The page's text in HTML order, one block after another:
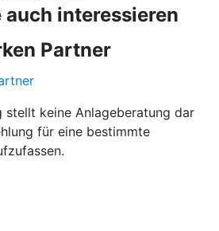
auch interessieren
Partner
stellt keine Anlageberatung dar
für eine bestimmte